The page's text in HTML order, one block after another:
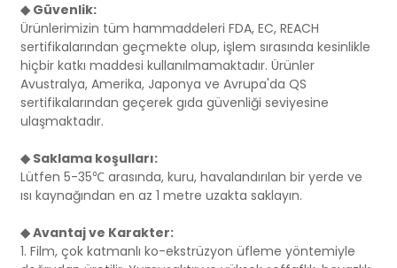
◆ Güvenlik:
Ürünlerimizin tüm hammaddeleri FDA, EC, REACH
sertifikalarından geçmekte olup, işlem sırasında kesinlikle
hiçbir katkı maddesi kullanılmamaktadır. Ürünler
Avustralya, Amerika, Japonya ve Avrupa'da QS
sertifikalarından geçerek gıda güvenliği seviyesine
ulaşmaktadır.
◆ Saklama koşulları:
Lütfen 5-35℃ arasında, kuru, havalandırılan bir yerde ve
ısı kaynağından en az 1 metre uzakta saklayın.
◆ Avantaj ve Karakter:
1. Film, çok katmanlı ko-ekstrüzyon üfleme yöntemiyle